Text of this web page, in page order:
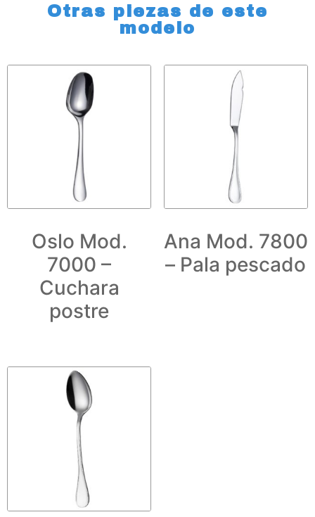
Otras piezas de este
modelo
Oslo Mod.
7000 –
Cuchara
postre
Ana Mod. 7800
– Pala pescado